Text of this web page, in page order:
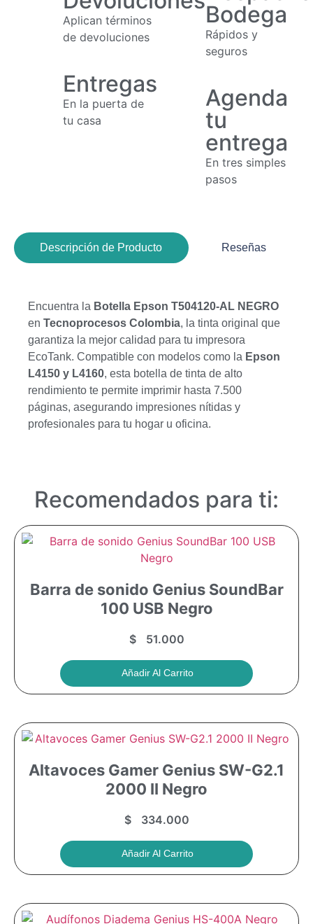
Aplican términos
de devoluciones
Bodega
Rápidos y
seguros
Entregas
En la puerta de
tu casa
Agenda
tu
entrega
En tres simples
pasos
Descripción de Producto Reseñas
Encuentra la Botella Epson T504120-AL NEGRO
en Tecnoprocesos Colombia, la tinta original que
garantiza la mejor calidad para tu impresora
EcoTank. Compatible con modelos como la Epson
L4150 y L4160, esta botella de tinta de alto
rendimiento te permite imprimir hasta 7.500
páginas, asegurando impresiones nítidas y
profesionales para tu hogar u oficina.
Recomendados para ti:
Barra de sonido Genius SoundBar
100 USB Negro
$51.000
Añadir Al Carrito
Altavoces Gamer Genius SW-G2.1
2000 II Negro
$334.000
Añadir Al Carrito